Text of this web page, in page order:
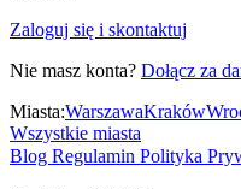
Zaloguj się i skontaktuj
Nie masz konta? Dołącz za
Miasta:WarszawaKraków
Wszystkie miasta
Blog Regulamin Polityka